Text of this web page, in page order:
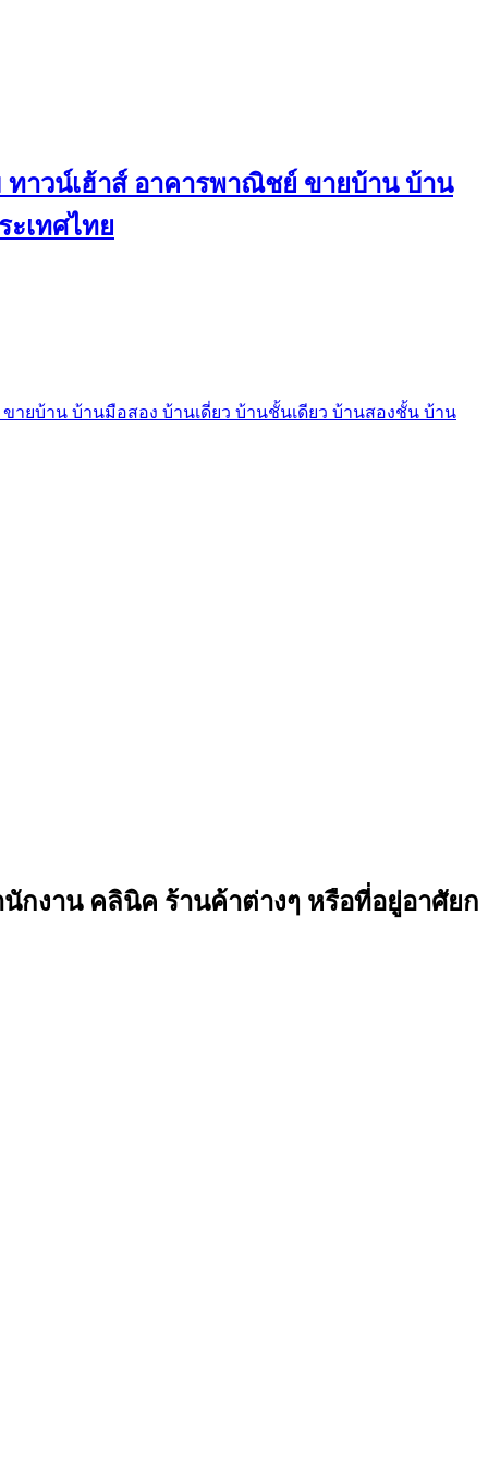
าวน์เฮ้าส์ อาคารพาณิชย์ ขายบ้าน บ้าน
ะเทศไทย
ยบ้าน บ้านมือสอง บ้านเดี่ยว บ้านชั้นเดียว บ้านสองชั้น บ้าน
กงาน คลินิค ร้านค้าต่างๆ หรือที่อยู่อาศัยก